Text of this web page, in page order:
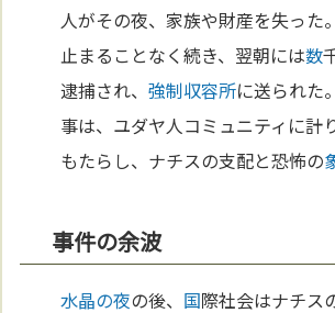
人がその夜、家族や財産を失った
止まることなく続き、翌朝には数
逮捕され、強制収容所に送られた
事は、ユダヤ人コミュニティに計
もたらし、ナチスの支配と恐怖の
事件の余波
水晶の夜の後、 国際社会はナチス